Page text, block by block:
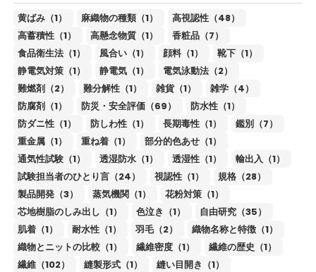
黄ばみ（1） 麻織物の種類（1）
高視認性（48）
高蓄積性（1）
高懸念物質（1）
香粧品（7）
食品衛生法（1）
風合い（1） 顔料（1）
靴下（1）
静電気対策（1）
静電気（1）
電気泳動法（2）
難燃剤（2）
難分解性（1） 雑貨（1）
雑学（4）
防腐剤（1）
防災・安全評価（69）
防水性（1）
防ダニ性（1）
防しわ性（1） 長期毒性（1）
鑑別（7）
重金属（1）
重ね着（1）
部分的色あせ（1）
通気性試験（1）
透湿防水（1） 透湿性（1）
輸出入（1）
試験担当者のひとり言（24）
視認性（1）
規格（28）
製品開発（3）
蒸気機関（1）
花粉対策（1）
芯地樹脂のしみ出し（1）
色泣き（1）
自由研究（35）
肌着（1）
耐水性（1） 羽毛（2）
織物名称と特徴（1）
織物とニットの比較（1）
繊維密度（1）
繊維の歴史（1）
繊維（102）
縫製形式（1）
縫い目開き（1）